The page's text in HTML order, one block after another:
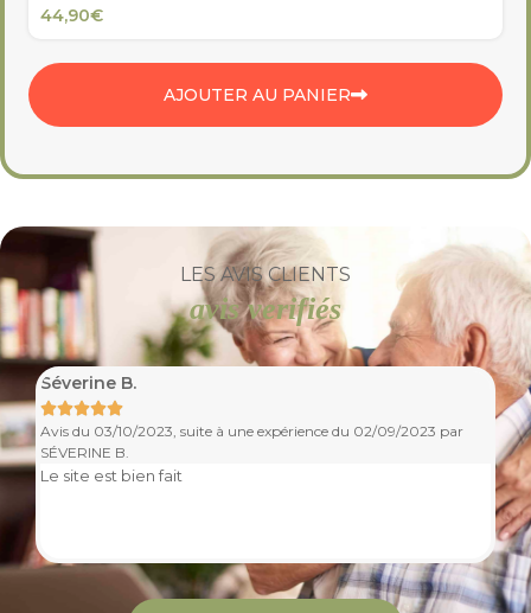
44,90€
AJOUTER AU PANIER
LES AVIS CLIENTS
avis verifiés
Séverine B.

Avis du 03/10/2023, suite à une expérience du 02/09/2023 par
SÉVERINE B.
Le site est bien fait
